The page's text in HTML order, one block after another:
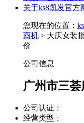
关于ks8凯发官方
您现在的位置：
商机 > 大庆女装
价
公司信息
广州市三荟
公司认证：
经营类型：